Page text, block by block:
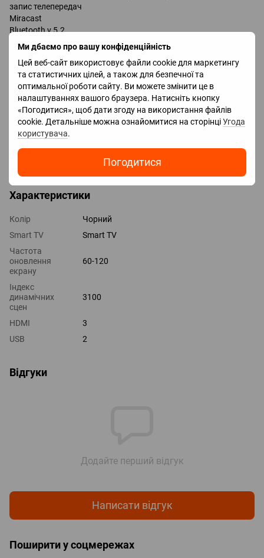
Ми дбаємо про вашу конфіденційність
Цей веб-сайт використовує файли cookie для маркетингу
та статистичних цілей, а також для безпечної та
оптимальної роботи сайту. Ви можете змінити це в
налаштуваннях вашого браузера. Натисніть кнопку
«Погодитися», щоб дати згоду на використання файлів
cookie. Детальніше можна ознайомитися на сторінціУгода
користувача.
Погодитися
запис телепередач
Miracast
Bluetooth v 5.2
підтримка DLNA
керування голосом
Amazon Alexa
Google Assistant
Bixby
Роз'єми
Входи USB 2 шт
LAN
HDMI 3 шт
Характеристики
Колір
Чорний
Smart TV
Smart TV
Частота
оновлення
екрану
60-120
Індекс
динамічних
сцен
3100
HDMI
3
USB
2
Відгуки
Додайте перший відгук
Написати відгук
Поширити у соцмережах